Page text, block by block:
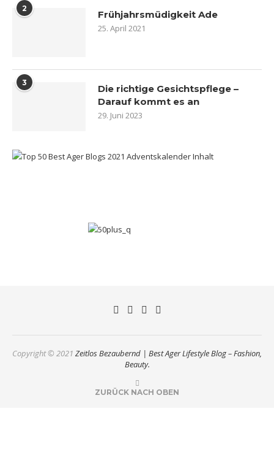
2 Frühjahrsmüdigkeit Ade
25. April 2021
3
Die richtige Gesichtspflege –
Darauf kommt es an
29. Juni 2023
Copyright © 2021 Zeitlos Bezaubernd | Best Ager Lifestyle Blog – Fashion,
Beauty.
ZURÜCK NACH OBEN